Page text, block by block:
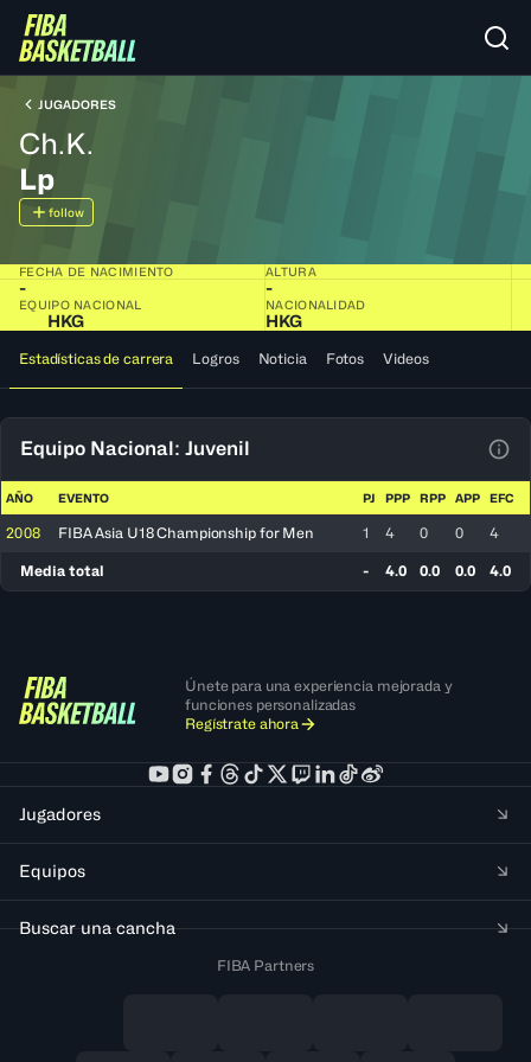
JUGADORES
Ch.K.
Lp
follow
FECHA DE NACIMIENTO
-
ALTURA
-
EQUIPO NACIONAL
HKG
NACIONALIDAD
HKG
Estadísticas de carrera Logros Noticia Fotos Videos
Equipo Nacional: Juvenil
AÑO EVENTO PJ PPP RPP APP EFC
2008 FIBA Asia U18 Championship for Men 1 4 0 0 4
Media total - 4.0 0.0 0.0 4.0
Únete para una experiencia mejorada y
funciones personalizadas
Regístrate ahora
Jugadores
Equipos
Buscar una cancha
FIBA Partners